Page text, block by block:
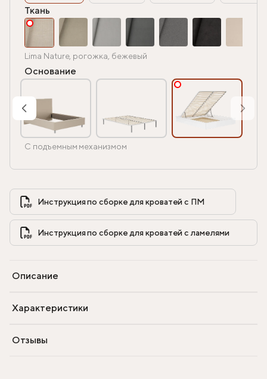
Ткань
Lima Nature, рогожка, бежевый
Основание
С подъемным механизмом
Инструкция по сборке для кроватей с ПМ
Описание
Характеристики
Отзывы